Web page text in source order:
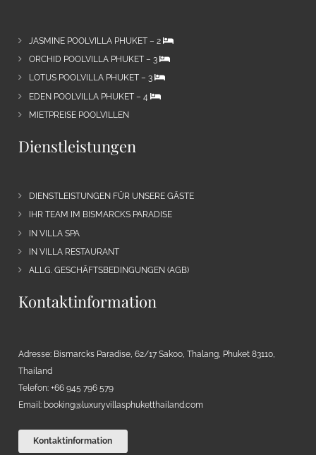
JASMINE POOLVILLA PHUKET – 2
ORCHID POOLVILLA PHUKET – 3
LOTUS POOLVILLA PHUKET – 3
EDEN POOLVILLA PHUKET – 4
MIETPREISE POOLVILLEN
Dienstleistungen
DIENSTLEISTUNGEN FÜR UNSERE GÄSTE
IHR TEAM IM BISMARCKS PARADISE
IN VILLA SPA
IN VILLA RESTAURANT
ALLG. GESCHÄFTSBEDINGUNGEN (AGB)
Kontaktinformation
Adresse: Bismarcks Paradise, 62/17 Sakoo, Thalang, Phuket 83110,
Thailand
Telefon: +66 945 796 579
Email: booking@luxuryvillasphuketthailand.com
Kontaktinformation